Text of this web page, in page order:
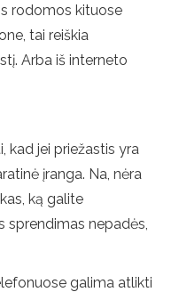
rodomos kituose
tai reiškia
Arba iš interneto
kad jei priežastis yra
įranga. Na, nėra
ką galite
sprendimas nepadės,
galima atlikti